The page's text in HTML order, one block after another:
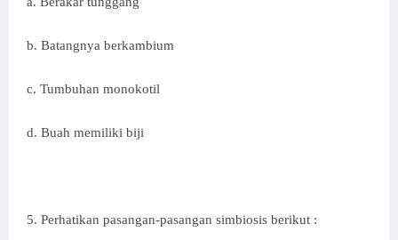
b. Batangnya berkambium
c. Tumbuhan monokotil
d. Buah memiliki biji
5. Perhatikan pasangan-pasangan simbiosis berikut :